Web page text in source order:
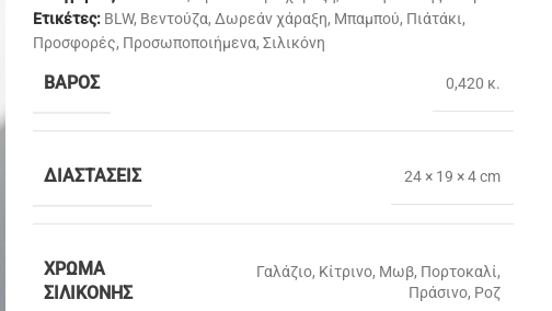
Ετικέτες: BLW, Βεντούζα, Δωρεάν χάραξη, Μπαμπού, Πιάτάκι,
Προσφορές, Προσωποποιήμενα, Σιλικόνη
ΒΆΡΟΣ 0,420 κ.
ΔΙΑΣΤΆΣΕΙΣ 24 × 19 × 4 cm
ΧΡΏΜΑ
ΣΙΛΙΚΌΝΗΣ
Γαλάζιο, Κίτρινο, Μωβ, Πορτοκαλί,
Πράσινο, Ροζ